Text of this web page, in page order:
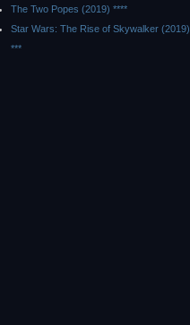
The Two Popes (2019) ****
Star Wars: The Rise of Skywalker (2019)
***